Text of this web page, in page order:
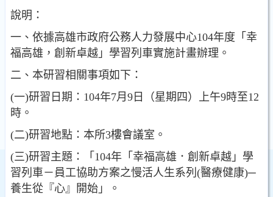
說明：
一、依據高雄市政府公務人力發展中心104年度「幸
福高雄，創新卓越」學習列車實施計畫辦理。
二、本研習相關事項如下：
(一)研習日期：104年7月9日（星期四）上午9時至12
時。
(二)研習地點：本所3樓會議室。
(三)研習主題：「104年「幸福高雄．創新卓越」學
習列車－員工協助方案之慢活人生系列(醫療健康)─
養生從『心』開始」。